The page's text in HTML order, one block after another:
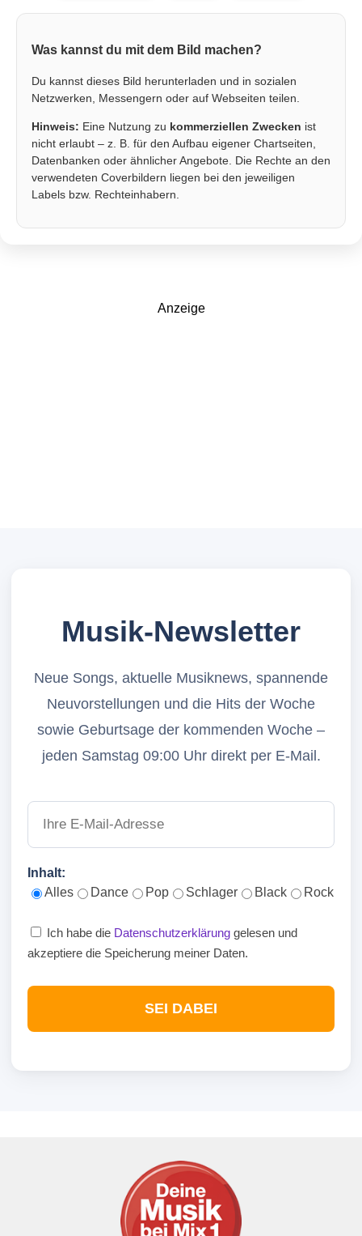
Was kannst du mit dem Bild machen?
Du kannst dieses Bild herunterladen und in sozialen
Netzwerken, Messengern oder auf Webseiten teilen.
Hinweis: Eine Nutzung zu kommerziellen Zwecken ist
nicht erlaubt – z. B. für den Aufbau eigener Chartseiten,
Datenbanken oder ähnlicher Angebote. Die Rechte an den
verwendeten Coverbildern liegen bei den jeweiligen
Labels bzw. Rechteinhabern.
Anzeige
Musik-Newsletter
Neue Songs, aktuelle Musiknews, spannende
Neuvorstellungen und die Hits der Woche
sowie Geburtsage der kommenden Woche –
jeden Samstag 09:00 Uhr direkt per E-Mail.
Inhalt:
Alles
Dance Pop Schlager Black Rock
Ich habe die Datenschutzerklärung gelesen und
akzeptiere die Speicherung meiner Daten.
SEI DABEI